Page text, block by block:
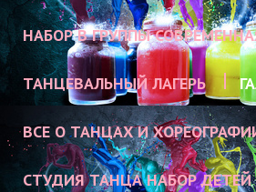
НАБОР В ГРУППЫ
ТАНЦЕВАЛЬНЫЙ ЛАГЕРЬ
ВСЕ О ТАНЦАХ И
СТУДИЯ ТАНЦА НАБОР ДЕТЕЙ